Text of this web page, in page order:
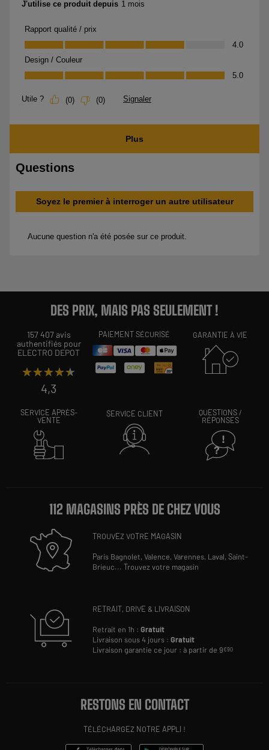
DES PRIX, MAIS PAS SEULEMENT !
157 407 avis
authentifiés pour
ELECTRO DEPOT
★★★★★
★★★★★
4,3
PAIEMENT SÉCURISÉ GARANTIE À VIE
SERVICE APRÈS-
VENTE
SERVICE CLIENT
QUESTIONS /
RÉPONSES
112 MAGASINS PRÈS DE CHEZ VOUS
TROUVEZ VOTRE MAGASIN
Paris Bagnolet,Valence,Varennes, Laval,Saint-
Brieuc...Trouvez votre magasin
RETRAIT, DRIVE & LIVRAISON
Retrait en 1h :Gratuit
Livraison sous 4 jours :Gratuit
Livraison garantie ce jour : à partir de 9€90
RESTONS EN CONTACT
TÉLÉCHARGEZ NOTRE APPLI !